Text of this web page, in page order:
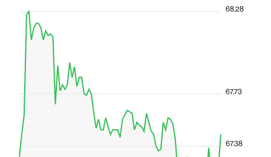
67.38
67.73
68.28